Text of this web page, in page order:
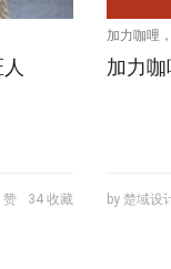
赞 34 收藏
加力咖哩
加力
by 楚域设